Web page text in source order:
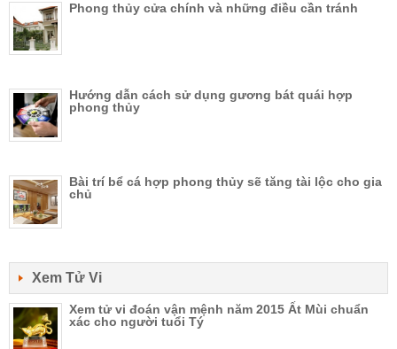
Phong thủy cửa chính và những điều cần tránh
Hướng dẫn cách sử dụng gương bát quái hợp
phong thủy
Bài trí bể cá hợp phong thủy sẽ tăng tài lộc cho gia
chủ
Xem Tử Vi
Xem tử vi đoán vận mệnh năm 2015 Ất Mùi chuẩn
xác cho người tuổi Tý